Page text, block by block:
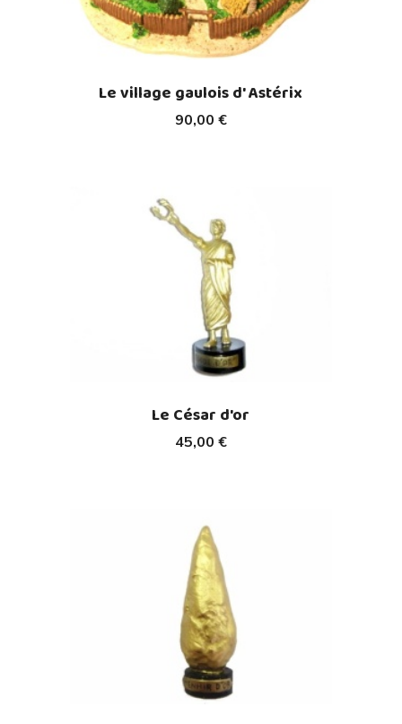
90,00 €
Le village gaulois d' Astérix
45,00 €
Le César d'or